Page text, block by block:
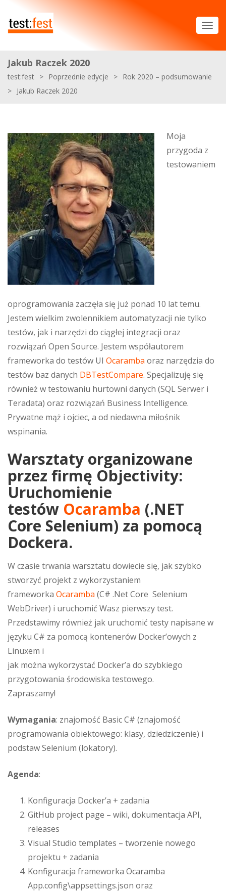
Jakub Raczek 2020
test:fest > Poprzednie edycje > Rok 2020 – podsumowanie
> Jakub Raczek 2020
Moja
przygoda z
testowaniem
oprogramowania zaczęła się już ponad 10 lat temu.
Jestem wielkim zwolennikiem automatyzacji nie tylko
testów, jak i narzędzi do ciągłej integracji oraz
rozwiązań Open Source. Jestem współautorem
frameworka do testów UI Ocaramba oraz narzędzia do
testów baz danych DBTestCompare. Specjalizuję się
również w testowaniu hurtowni danych (SQL Serwer i
Teradata) oraz rozwiązań Business Intelligence.
Prywatne mąż i ojciec, a od niedawna miłośnik
wspinania.
Warsztaty organizowane
przez firmę Objectivity:
Uruchomienie
testów Ocaramba (.NET
Core Selenium) za pomocą
Dockera.
W czasie trwania warsztatu dowiecie się, jak szybko
stworzyć projekt z wykorzystaniem
frameworka Ocaramba (C# .Net Core Selenium
WebDriver) i uruchomić Wasz pierwszy test.
Przedstawimy również jak uruchomić testy napisane w
języku C# za pomocą kontenerów Docker’owych z
Linuxem i
jak można wykorzystać Docker’a do szybkiego
przygotowania środowiska testowego.
Zapraszamy!
Wymagania: znajomość Basic C# (znajomość
programowania obiektowego: klasy, dziedziczenie) i
podstaw Selenium (lokatory).
Agenda:
Konfiguracja Docker’a + zadania
GitHub project page – wiki, dokumentacja API,
releases
Visual Studio templates – tworzenie nowego
projektu + zadania
Konfiguracja frameworka Ocaramba
App.config\appsettings.json oraz